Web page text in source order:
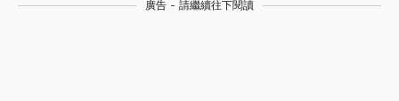
廣告 - 請繼續往下閱讀